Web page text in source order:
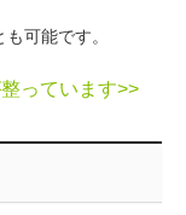
可能です。
っています>>